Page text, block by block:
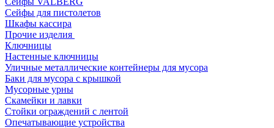
Сейфы для пистолетов
Шкафы кассира
Прочие изделия
Ключницы
Настенные ключницы
Уличные металлические контейнеры для мусора
Баки для мусора с крышкой
Мусорные урны
Скамейки и лавки
Стойки ограждений с лентой
Опечатывающие устройства